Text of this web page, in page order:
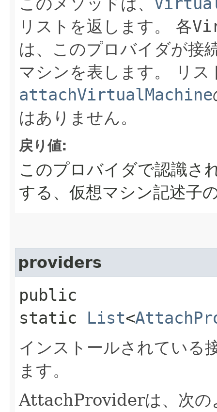
リストを返します。
各
は、このプロバイダが接
マシンを表します。
リス
attachVirtualMachine
はありません。
戻り値:
このプロバイダで認識さ
する、仮想マシン記述子
providers
public
static List<
インストールされている
ます。
AttachProviderは、次の